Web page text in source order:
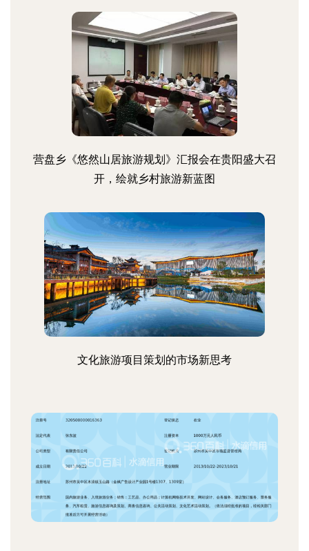
营盘乡《悠然山居旅游规划》汇报会在贵阳盛大召
开，绘就乡村旅游新蓝图
文化旅游项目策划的市场新思考